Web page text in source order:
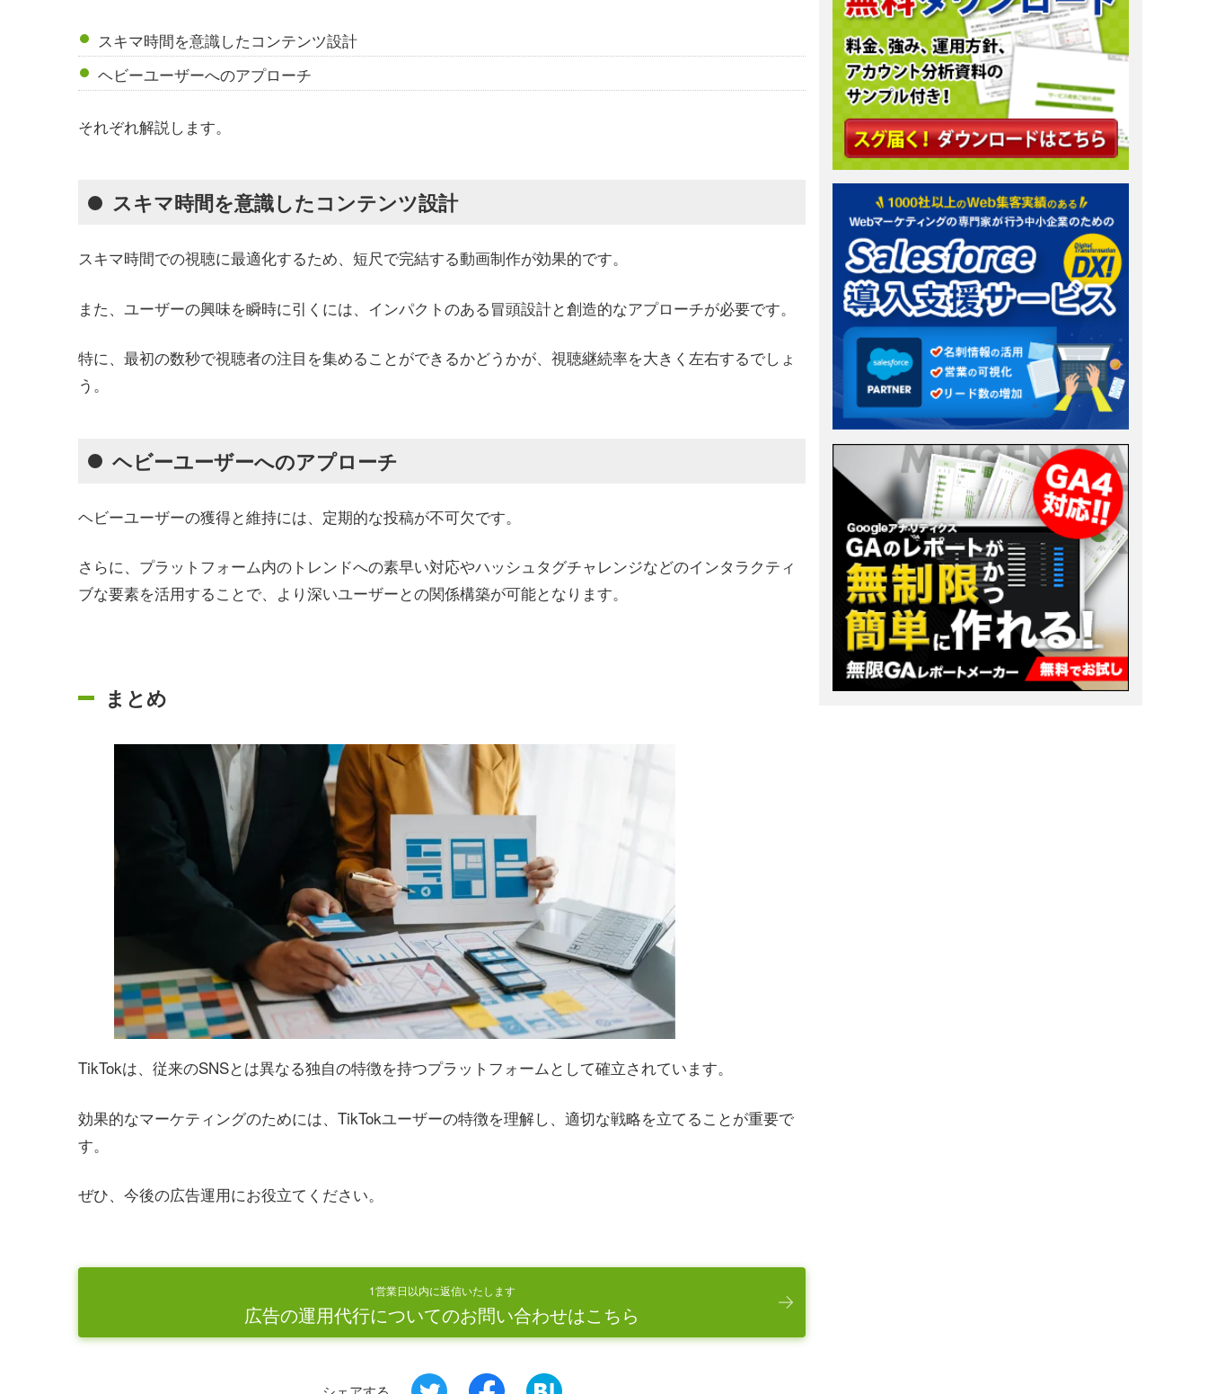
スキマ時間を意識したコンテンツ設計
ヘビーユーザーへのアプローチ
それぞれ解説します。
スキマ時間を意識したコンテンツ設計
スキマ時間での視聴に最適化するため、短尺で完結する動画制作が効果的です。
また、ユーザーの興味を瞬時に引くには、インパクトのある冒頭設計と創造的なアプローチが必要です。
特に、最初の数秒で視聴者の注目を集めることができるかどうかが、視聴継続率を大きく左右するでしょ
う。
ヘビーユーザーへのアプローチ
ヘビーユーザーの獲得と維持には、定期的な投稿が不可欠です。
さらに、プラットフォーム内のトレンドへの素早い対応やハッシュタグチャレンジなどのインタラクティ
ブな要素を活用することで、より深いユーザーとの関係構築が可能となります。
まとめ
TikTokは、従来のSNSとは異なる独自の特徴を持つプラットフォームとして確立されています。
効果的なマーケティングのためには、TikTokユーザーの特徴を理解し、適切な戦略を立てることが重要で
す。
ぜひ、今後の広告運用にお役立てください。
1営業日以内に返信いたします
広告の運用代行についてのお問い合わせはこちら